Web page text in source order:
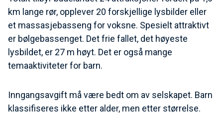
km lange rør, opplever 20 forskjellige lysbilder eller
et massasjebasseng for voksne. Spesielt attraktivt
er bølgebassenget. Det frie fallet, det høyeste
lysbildet, er 27 m høyt. Det er også mange
temaaktiviteter for barn.
Inngangsavgift må være bedt om av selskapet. Barn
klassifiseres ikke etter alder, men etter størrelse.